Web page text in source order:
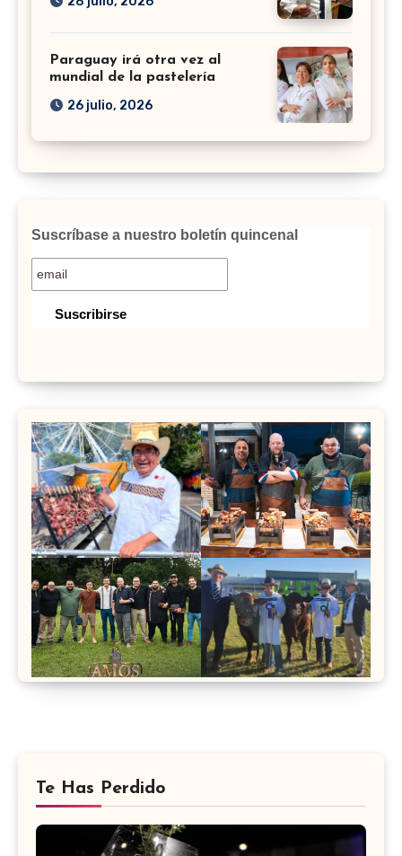
Paraguay irá otra vez al
mundial de la pastelería
26 julio, 2026
Suscríbase a nuestro boletín quincenal
Te Has Perdido